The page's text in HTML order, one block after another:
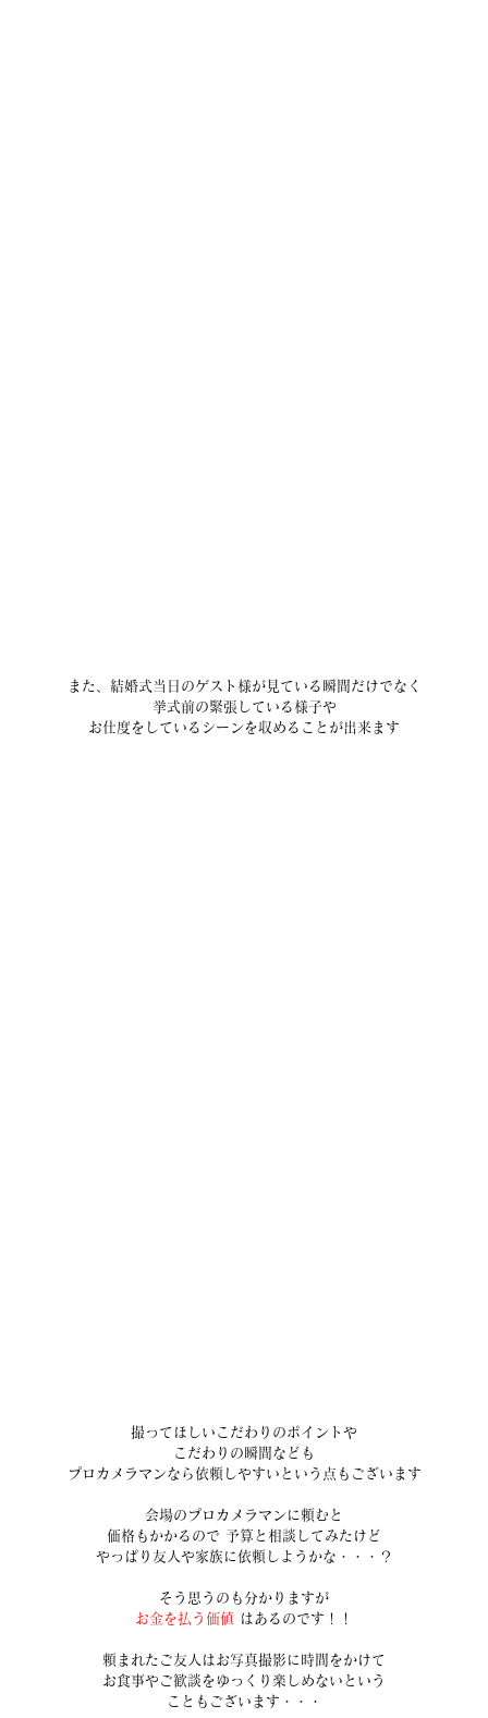
また、結婚式当日のゲスト様が見ている瞬間だけでなく
挙式前の緊張している様子や
お仕度をしているシーンを収めることが出来ます
撮ってほしいこだわりのポイントや
こだわりの瞬間なども
プロカメラマンなら依頼しやすいという点もございます
会場のプロカメラマンに頼むと
価格もかかるので 予算と相談してみたけど
やっぱり友人や家族に依頼しようかな・・・？
そう思うのも分かりますが
お金を払う価値 はあるのです！！
頼まれたご友人はお写真撮影に時間をかけて
お食事やご歓談をゆっくり楽しめないという
こともございます・・・